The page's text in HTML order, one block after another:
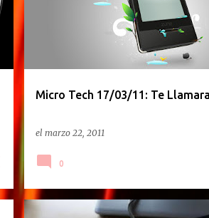
Micro Tech 17/03/11: Te
el marzo 22, 2011
0